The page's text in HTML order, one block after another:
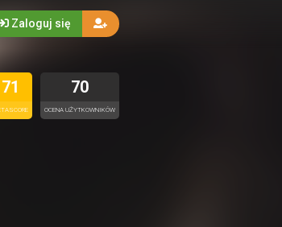
Zaloguj się
71 70
OCENA UŻYTKOWNIKÓW